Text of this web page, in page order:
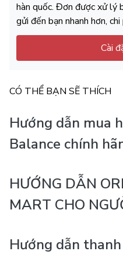
hàn quốc. Đơn được xử lý
gửi đến bạn nhanh hơn, chi
Cài
CÓ THỂ BẠN SẼ THÍCH
Hướng dẫn mua
Balance chính
HƯỚNG DẪN
MART CHO
Hướng dẫn